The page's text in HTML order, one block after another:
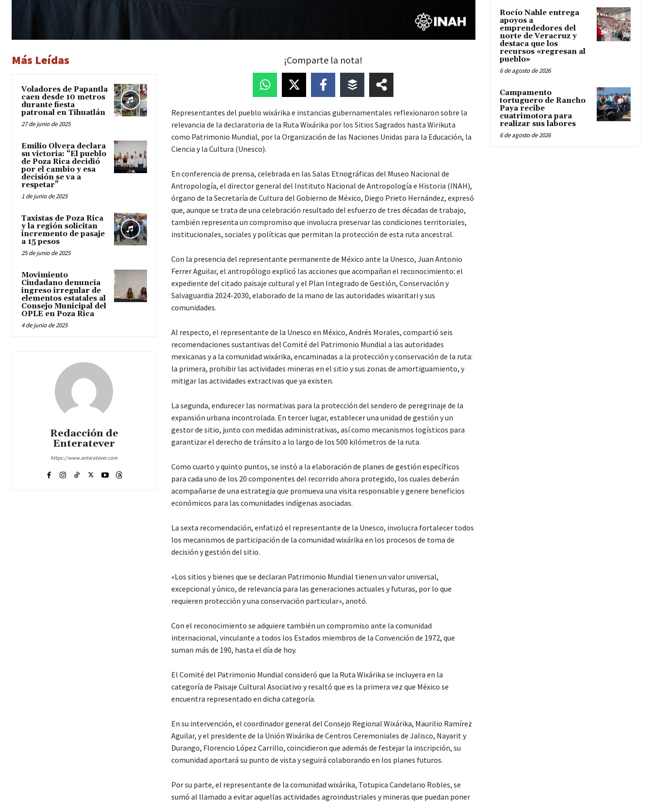
Más Leídas
Voladores de Papantla
caen desde 10 metros
durante fiesta
patronal en Tihuatlán
27 de junio de 2025
Emilio Olvera declara
su victoria: “El pueblo
de Poza Rica decidió
por el cambio y esa
decisión se va a
respetar”
1 de junio de 2025
Taxistas de Poza Rica
y la región solicitan
incremento de pasaje
a 15 pesos
25 de junio de 2025
Movimiento
Ciudadano denuncia
ingreso irregular de
elementos estatales al
Consejo Municipal del
OPLE en Poza Rica
4 de junio de 2025
Redacción de
Enteratever
https://www.enteratever.com
¡Comparte la nota!
Representantes del pueblo wixárika e instancias gubernamentales reflexionaron sobre la
relevancia de la declaratoria de la Ruta Wixárika por los Sitios Sagrados hasta Wirikuta
como Patrimonio Mundial, por la Organización de las Naciones Unidas para la Educación, la
Ciencia y la Cultura (Unesco).
En conferencia de prensa, celebrada en las Salas Etnográficas del Museo Nacional de
Antropología, el director general del Instituto Nacional de Antropología e Historia (INAH),
órgano de la Secretaría de Cultura del Gobierno de México, Diego Prieto Hernández, expresó
que, aunque se trata de una celebración resultado del esfuerzo de tres décadas de trabajo,
también representa un compromiso que involucra preservar las condiciones territoriales,
institucionales, sociales y políticas que permitan la protección de esta ruta ancestral.
Con la presencia del representante permanente de México ante la Unesco, Juan Antonio
Ferrer Aguilar, el antropólogo explicó las acciones que acompañan el reconocimiento: el
expediente del citado paisaje cultural y el Plan Integrado de Gestión, Conservación y
Salvaguardia 2024-2030, elaborado de la mano de las autoridades wixaritari y sus
comunidades.
Al respecto, el representante de la Unesco en México, Andrés Morales, compartió seis
recomendaciones sustantivas del Comité del Patrimonio Mundial a las autoridades
mexicanas y a la comunidad wixárika, encaminadas a la protección y conservación de la ruta:
la primera, prohibir las actividades mineras en el sitio y sus zonas de amortiguamiento, y
mitigar las actividades extractivas que ya existen.
La segunda, endurecer las normativas para la protección del sendero de peregrinaje de la
expansión urbana incontrolada. En tercer lugar, establecer una unidad de gestión y un
gestor de sitio, junto con medidas administrativas, así como mecanismos logísticos para
garantizar el derecho de tránsito a lo largo de los 500 kilómetros de la ruta.
Como cuarto y quinto puntos, se instó a la elaboración de planes de gestión específicos
para cada uno de los 20 componentes del recorrido ahora protegido, los cuales deberán
acompañarse de una estrategia que promueva una visita responsable y genere beneficios
económicos para las comunidades indígenas asociadas.
La sexta recomendación, enfatizó el representante de la Unesco, involucra fortalecer todos
los mecanismos de participación de la comunidad wixárika en los procesos de toma de
decisión y gestión del sitio.
«Los sitios y bienes que se declaran Patrimonio Mundial tienen un valor universal,
excepcional y único, de relevancia para las generaciones actuales y futuras, por lo que
requieren protección y una conservación particular», anotó.
Con el reconocimiento se adquiere también un compromiso ante la comunidad
internacional, vinculante a todos los Estados miembros de la Convención de 1972, que
suman más de 190, hasta el día de hoy.
El Comité del Patrimonio Mundial consideró que la Ruta Wixárika se incluyera en la
categoría de Paisaje Cultural Asociativo y resaltó que es la primera vez que México se
encuentra representado en dicha categoría.
En su intervención, el coordinador general del Consejo Regional Wixárika, Maurilio Ramírez
Aguilar, y el presidente de la Unión Wixárika de Centros Ceremoniales de Jalisco, Nayarit y
Durango, Florencio López Carrillo, coincidieron que además de festejar la inscripción, su
comunidad aportará su punto de vista y seguirá colaborando en los planes futuros.
Por su parte, el representante de la comunidad wixárika, Totupica Candelario Robles, se
sumó al llamado a evitar aquellas actividades agroindustriales y mineras que puedan poner
Rocío Nahle entrega
apoyos a
emprendedores del
norte de Veracruz y
destaca que los
recursos «regresan al
pueblo»
6 de agosto de 2026
Campamento
tortuguero de Rancho
Paya recibe
cuatrimotora para
realizar sus labores
6 de agosto de 2026